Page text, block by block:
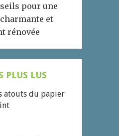
pour une
et
rénovée
PLUS LUS
atouts du papier